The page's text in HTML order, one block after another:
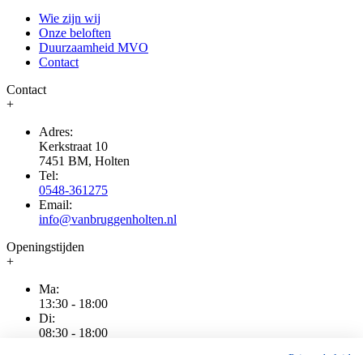
Wie zijn wij
Onze beloften
Duurzaamheid MVO
Contact
Contact
+
Adres:
Kerkstraat 10
7451 BM, Holten
Tel:
0548-361275
Email:
info@vanbruggenholten.nl
Openingstijden
+
Ma:
13:30 - 18:00
Di:
08:30 - 18:00